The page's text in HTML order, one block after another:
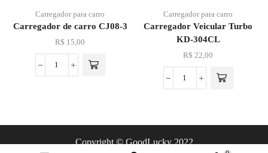
Carregador para carro
Carregador de carro CJ08-3
R$ 15,00
Carregador para carro
Carregador Veicular Turbo
KD-304CL
R$ 22,00
Copyright © GoodLucky 2022